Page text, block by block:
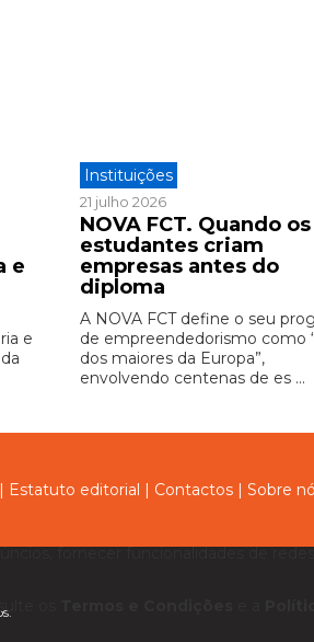
e
e
Instituições
21 julho 2026
NOVA FCT. Quando os
estudantes criam
empresas antes do
diploma
A NOVA FCT define o seu
de empreendedorismo como
dos maiores da Europa”,
envolvendo centenas de es ...
| Estatuto editorial | Contactos | Sobre
fornecer funcionalidades de
os